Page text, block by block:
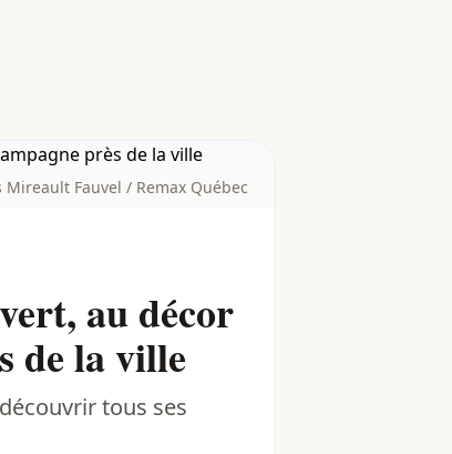
Mireault Fauvel / Remax Québec
au décor
de la ville
tous ses